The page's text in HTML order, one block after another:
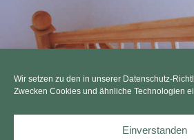
Wir setzen zu den in unserer Datenschutz-
Zwecken Cookies und ähnliche Technologien
Einverstanden